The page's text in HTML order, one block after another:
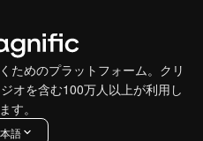
ためのプラットフォーム。クリ
オを含む100万人以上が利用し
す。
語